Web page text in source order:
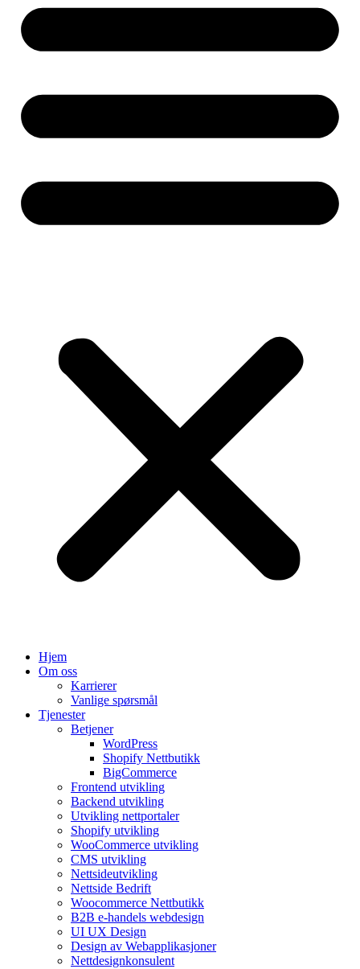
Hjem
Om oss
Karrierer
Vanlige spørsmål
Tjenester
Betjener
WordPress
Shopify Nettbutikk
BigCommerce
Frontend utvikling
Backend utvikling
Utvikling nettportaler
Shopify utvikling
WooCommerce utvikling
CMS utvikling
Nettsideutvikling
Nettside Bedrift
Woocommerce Nettbutikk
B2B e-handels webdesign
UI UX Design
Design av Webapplikasjoner
Nettdesignkonsulent